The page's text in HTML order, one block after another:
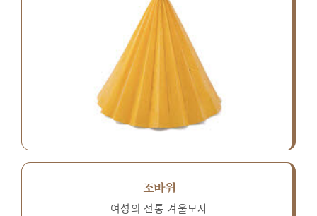
조바위
여성의 전통 겨울모자